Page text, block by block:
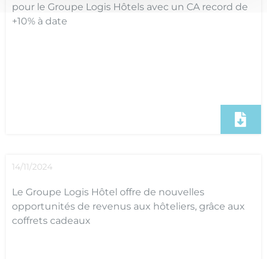
pour le Groupe Logis Hôtels avec un CA record de
+10% à date
14/11/2024
Le Groupe Logis Hôtel offre de nouvelles
opportunités de revenus aux hôteliers, grâce aux
coffrets cadeaux